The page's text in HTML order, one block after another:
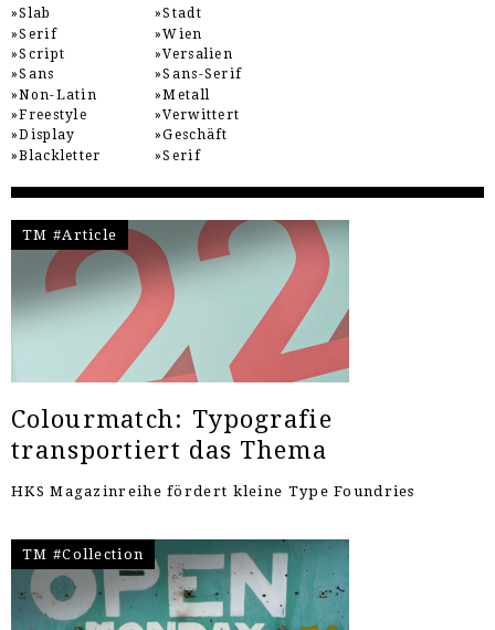
Slab
Serif
Script
Sans
Non-Latin
Freestyle
Display
Blackletter
Stadt
Wien
Versalien
Sans-Serif
Metall
Verwittert
Geschäft
Serif
TM #Article
Colourmatch: Typografie
transportiert das Thema
HKS Magazinreihe fördert kleine Type Foundries
TM #Collection